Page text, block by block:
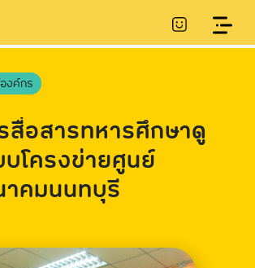
งค์กร
สื่อสารทหารศึกษาดู
โครงข่ายศูนย์
าคมนนทบุรี